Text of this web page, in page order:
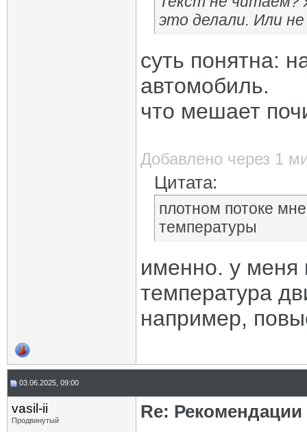
это делали. Или
суть понятна:
автомобиль.
что мешает
Добавлено через 1
Цитата:
плотном потоке
температуры
именно. у меня
температура
например,
03.06.2025, 09:00
vasil-ii
Продвинутый
Re: